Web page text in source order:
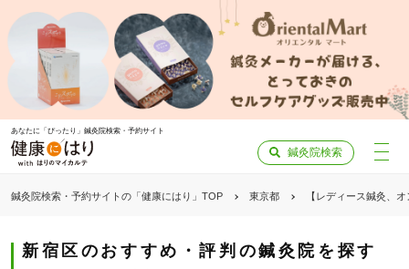
あなたに「ぴったり」鍼灸院検索・予約サイト
鍼灸院検索
鍼灸院検索・予約サイトの「健康にはり」TOP 東京都 【レディース鍼灸、
新宿区のおすすめ・評判の鍼灸院を探す